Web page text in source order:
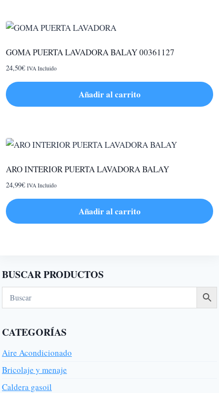
GOMA PUERTA LAVADORA BALAY 00361127
24,50€ IVA Incluido
Añadir al carrito
ARO INTERIOR PUERTA LAVADORA BALAY
24,99€ IVA Incluido
Añadir al carrito
BUSCAR PRODUCTOS
CATEGORÍAS
Aire Acondicionado
Bricolaje y menaje
Caldera gasoil